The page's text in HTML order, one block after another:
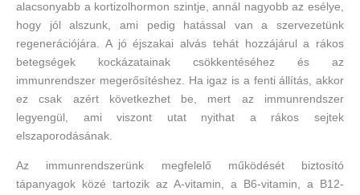
alacsonyabb a kortizolhormon szintje, annál nagyobb az esélye,
hogy jól alszunk, ami pedig hatással van a szervezetünk
regenerációjára. A jó éjszakai alvás tehát hozzájárul a rákos
betegségek kockázatainak csökkentéséhez és az
immunrendszer megerősítéshez. Ha igaz is a fenti állítás, akkor
ez csak azért következhet be, mert az immunrendszer
legyengül, ami viszont utat nyithat a rákos sejtek
elszaporodásának.
Az immunrendszerünk megfelelő működését biztosító
tápanyagok közé tartozik az A-vitamin, a B6-vitamin, a B12-